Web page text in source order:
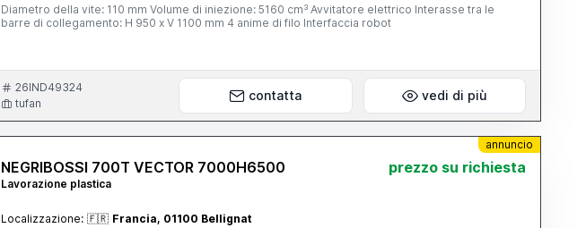
Diametro della vite: 110 mm Volume di iniezione: 5160 cm³ Avvitatore elettrico Interasse tra le
barre di collegamento: H 950 x V 1100 mm 4 anime di filo Interfaccia robot
26IND49324
tufan
contatta vedi di più
annuncio
NEGRIBOSSI 700T VECTOR 7000H6500
Lavorazione plastica
prezzo su richiesta
Localizzazione: 🇫🇷 Francia, 01100 Bellignat